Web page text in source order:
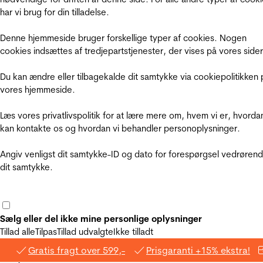
har vi brug for din tilladelse.
Denne hjemmeside bruger forskellige typer af cookies. Nogen
cookies indsættes af tredjepartstjenester, der vises på vores
Du kan ændre eller tilbagekalde dit samtykke via cookiepolitikken
vores hjemmeside.
Læs vores privatlivspolitik for at lære mere om, hvem vi er,
kan kontakte os og hvordan vi behandler personoplysninger.
Angiv venligst dit samtykke-ID og dato for forespørgsel
dit samtykke.
Sælg eller del ikke mine personlige oplysninger
Tillad alleTilpasTillad udvalgteIkke tilladt
Gratis fragt over 599,- Prisgaranti +15% ekstra!